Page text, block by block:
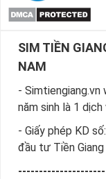
SIM TIỀN
NAM
-
năm sinh là 1 dịch
- Giấy phép KD số:
đầu tư Tiền